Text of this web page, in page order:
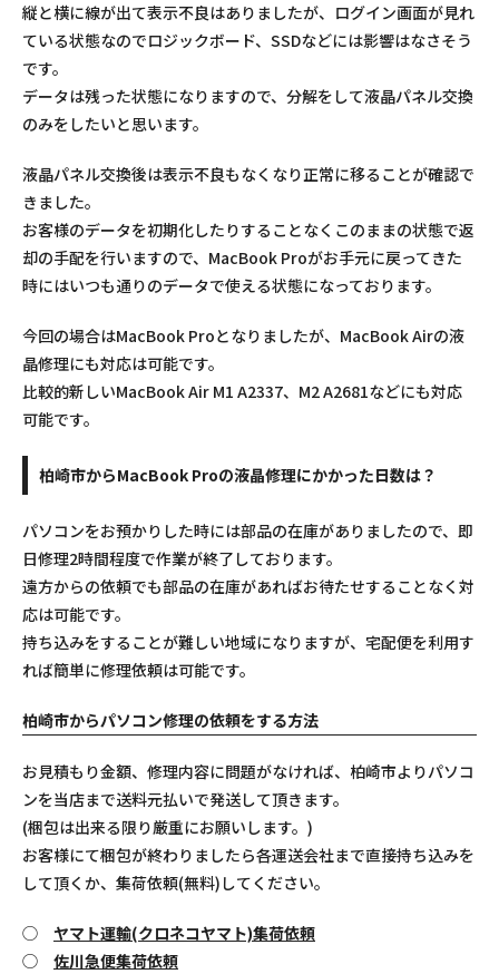
縦と横に線が出て表示不良はありましたが、ログイン画面が見れ
ている状態なのでロジックボード、SSDなどには影響はなさそう
です。
データは残った状態になりますので、分解をして液晶パネル交換
のみをしたいと思います。
液晶パネル交換後は表示不良もなくなり正常に移ることが確認で
きました。
お客様のデータを初期化したりすることなくこのままの状態で返
却の手配を行いますので、MacBook Proがお手元に戻ってきた
時にはいつも通りのデータで使える状態になっております。
今回の場合はMacBook Proとなりましたが、MacBook Airの液
晶修理にも対応は可能です。
比較的新しいMacBook Air M1 A2337、M2 A2681などにも対応
可能です。
柏崎市からMacBook Proの液晶修理にかかった日数は？
パソコンをお預かりした時には部品の在庫がありましたので、即
日修理2時間程度で作業が終了しております。
遠方からの依頼でも部品の在庫があればお待たせすることなく対
応は可能です。
持ち込みをすることが難しい地域になりますが、宅配便を利用す
れば簡単に修理依頼は可能です。
柏崎市からパソコン修理の依頼をする方法
お見積もり金額、修理内容に問題がなければ、柏崎市よりパソコ
ンを当店まで送料元払いで発送して頂きます。
(梱包は出来る限り厳重にお願いします。)
お客様にて梱包が終わりましたら各運送会社まで直接持ち込みを
して頂くか、集荷依頼(無料)してください。
◯ ヤマト運輸(クロネコヤマト)集荷依頼
◯ 佐川急便集荷依頼